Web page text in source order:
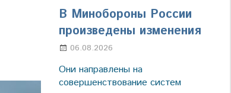
В Минобороны России
произведены изменения
06.08.2026
Они направлены на
совершенствование систем